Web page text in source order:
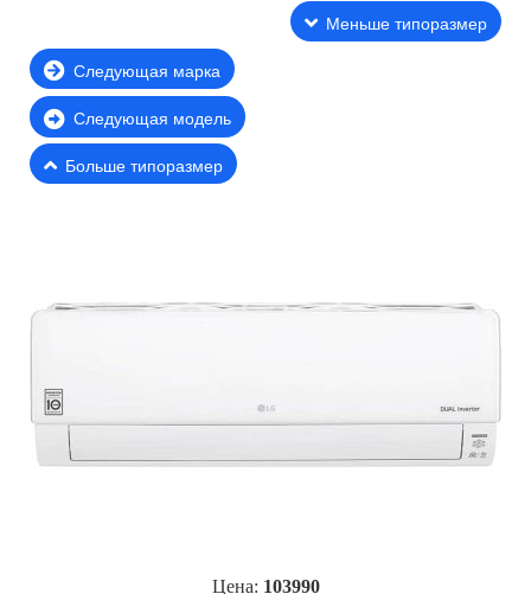
Меньше типоразмер
Следующая марка
Следующая модель
Больше типоразмер
Цена: 103990